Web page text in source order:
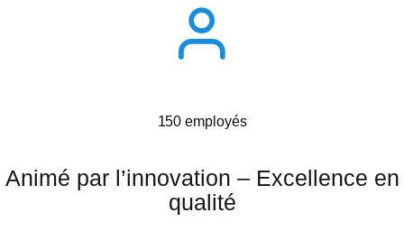
150 employés
Animé par l’innovation – Excellence en
qualité